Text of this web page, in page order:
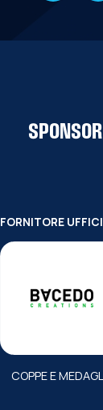
FORNITORE
COPPE E